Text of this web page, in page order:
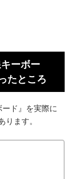
ーボー
たところ
ド』を実際に
ます。